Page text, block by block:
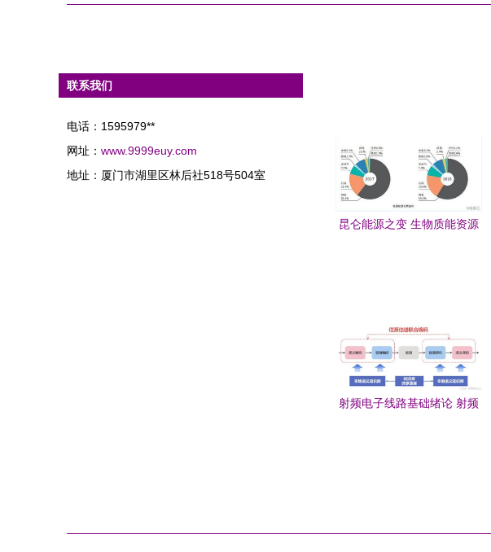
联系我们
电话：1595979**
网址： www.9999euy.com
地址：厦门市湖里区林后社518号504室
昆仑能源之变 生物质能资源
射频电子线路基础绪论 射频